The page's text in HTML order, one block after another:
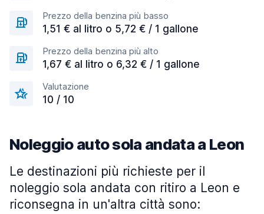
Prezzo della benzina più basso
1,51 € al litro o 5,72 € / 1 gallone
Prezzo della benzina più alto
1,67 € al litro o 6,32 € / 1 gallone
Valutazione
10 / 10
Noleggio auto sola andata a Leon
Le destinazioni più richieste per il
noleggio sola andata con ritiro a Leon e
riconsegna in un'altra città sono: